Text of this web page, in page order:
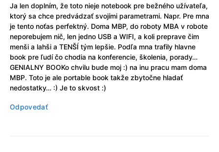
Ja len doplním, že toto nieje notebook pre bežného užívateľa,
ktorý sa chce predvádzať svojími parametrami. Napr. Pre mna
je tento noťas perfektný. Doma MBP, do roboty MBA v robote
neporebujem nič, len jedno USB a WIFI, a koli preprave čim
menši a lahši a TENŠÍ tým lepšie. Podľa mna trafily hlavne
book pre ľudí čo chodia na konferencie, školenia, porady…
GENIALNY BOOKo chvilu bude moj :) na inu pracu mam doma
MBP. Toto je ale portable book takže zbytočne hladať
nedostatky… :) Je to skvost :)
Odpovedať